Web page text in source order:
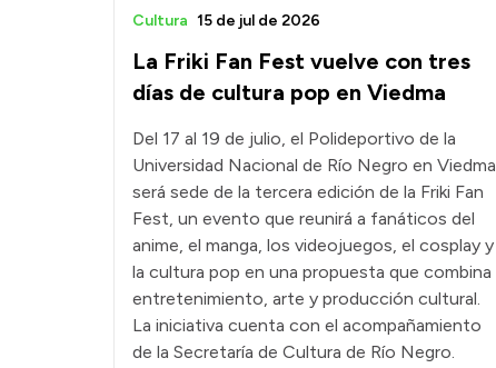
La Friki Fan Fest vuelve con tres
días de cultura pop en Viedma
Cultura 15 de jul de 2026
Del 17 al 19 de julio, el Polideportivo de la
Universidad Nacional de Río Negro en Viedma
será sede de la tercera edición de la Friki Fan
Fest, un evento que reunirá a fanáticos del
anime, el manga, los videojuegos, el cosplay y
la cultura pop en una propuesta que combina
entretenimiento, arte y producción cultural.
La iniciativa cuenta con el acompañamiento
de la Secretaría de Cultura de Río Negro.